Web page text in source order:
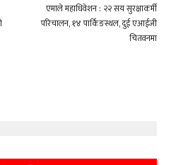
एमाले महाधिवेशन : २२ सय सुरक्षाकर्मी
परिचालन, १४ पार्किङस्थल, दुई एआईजी
चितवनमा